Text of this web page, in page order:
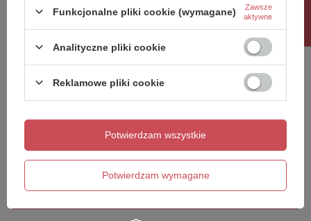
Dodaj własne zdjęcie produktu:
Wyślij opinię
Funkcjonalne pliki cookie (wymagane) Zawsze
aktywne
Analityczne pliki cookie
Reklamowe pliki cookie
Potwierdzam wymagane
Potwierdzam wszystkie